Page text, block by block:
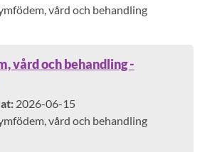
vård och behandling
vård och behandling -
2026-06-15
vård och behandling